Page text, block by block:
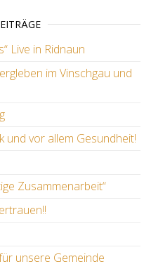
Live in Ridnaun
im Vinschgau und
und vor allem Gesundheit!
Zusammenarbeit“
unsere Gemeinde